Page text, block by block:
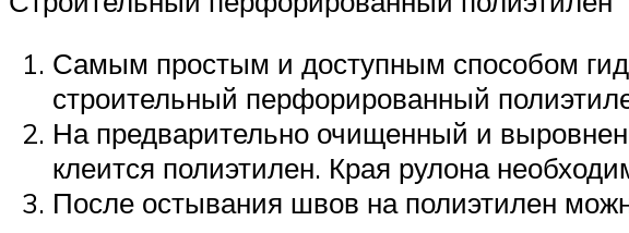
Самым простым и доступным способом
строительный перфорированный
На предварительно очищенный и
клеится полиэтилен. Края рулона
После остывания швов на полиэтилен